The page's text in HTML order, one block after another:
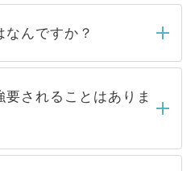
したら、弊社担当者がご
、その後メールもしくは
日以内にはご連絡をせて
、しばらくお待ちくださ
んですか？
で取り扱っている求人の
サイトからご覧いただ
人」です。非公開求人は
て、一般には公開してい
要されることはありま
することは一切ありませ